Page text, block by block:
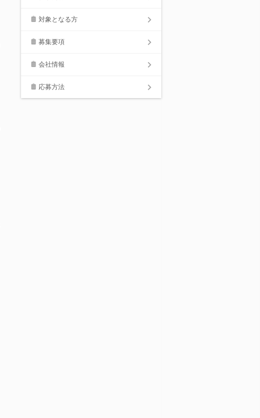
対象となる方
募集要項
会社情報
応募方法